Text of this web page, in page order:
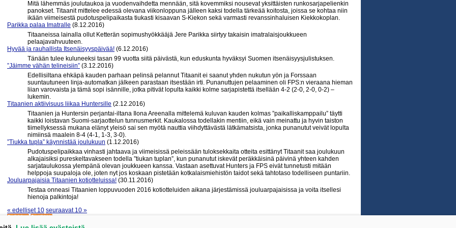
Mitä lähemmäs joulutaukoa ja vuodenvaihdetta mennään, sitä kovemmiksi nousevat yksittäisten runkosarjapelienkin
panokset. Titaanit mittelee edessä olevana viikonloppuna jälleen kaksi todella tärkeää koitosta, joissa se kohtaa niin
ikään viimeisestä pudotuspelipaikasta tiukasti kisaavan S-Kiekon sekä varmasti revanssinhaluisen Kiekkokoplan.
Parikka palaa Imatralle (8.12.2016)
Titaaneissa lainalla ollut Ketterän sopimushyökkääjä Jere Parikka siirtyy takaisin imatralaisjoukkueen
pelaajavahvuuteen.
Hyvää ja rauhallista Itsenäisyyspäivää! (6.12.2016)
Tänään tulee kuluneeksi tasan 99 vuotta siitä päivästä, kun eduskunta hyväksyi Suomen itsenäisyysjulistuksen.
”Jäimme vähän telineisiin” (3.12.2016)
Edellisiltana ehkäpä kauden parhaan pelinsä pelannut Titaanit ei saanut yhden nukutun yön ja Forssaan
suuntautuneen linja-automatkan jälkeen parastaan itsestään irti. Punanuttujen pelaaminen oli FPS:n vieraana hieman
liian varovaista ja tämä sopi isännille, jotka pitivät lopulta kaikki kolme sarjapistettä itsellään 4-2 (2-0, 2-0, 0-2) –
lukemin.
Titaanien aktiivisuus liikaa Huntersille (2.12.2016)
Titaanien ja Huntersin perjantai-iltana Ilona Areenalla mittelemä kuluvan kauden kolmas ”paikalliskamppailu” täytti
kaikki loistavan Suomi-sarjaottelun tunnusmerkit. Kaukalossa todellakin mentiin, eikä vain meinattu ja hyvin taiston
tiimellyksessä mukana elänyt yleisö sai sen myötä nauttia viihdyttävästä lätkämatsista, jonka punanutut veivät lopulta
nimiinsä maalein 8-4 (4-1, 1-3, 3-0).
”Tiukka tupla” käynnistää joulukuun (1.12.2016)
Pudotuspelipaikkaa vinhasti jahtaava ja viimeisissä peleissään tuloksekkaita otteita esittänyt Titaanit saa joulukuun
alkajaisiksi pureskeltavakseen todella ”tiukan tuplan”, kun punanutut iskevät peräkkäisinä päivinä yhteen kahden
sarjataulukossa ylempänä olevan joukkueen kanssa. Vastaan asettuvat Hunters ja FPS eivät tunnetusti mitään
helppoja suupaloja ole, joten nyt jos koskaan pistetään kotkalaismiehistön taidot sekä tahtotaso todelliseen puntariin.
Jouluarpajaisia Titaanien kotiotteluissa! (30.11.2016)
Testaa onneasi Titaanien loppuvuoden 2016 kotiotteluiden aikana järjestämissä jouluarpajaisissa ja voita itsellesi
hienoja palkintoja!
« edelliset 10 seuraavat 10 »